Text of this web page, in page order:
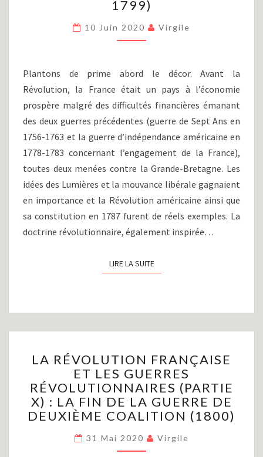
LES
GUERRES
RÉVOLUTIONNAIRES
1799)
10 Juin 2020 Virgile
Plantons de prime abord le décor. Avant la
Révolution, la France était un pays à l’économie
prospère malgré des difficultés financières émanant
des deux guerres précédentes (guerre de Sept Ans en
1756-1763 et la guerre d’indépendance américaine en
1778-1783 concernant l’engagement de la France),
toutes deux menées contre la Grande-Bretagne. Les
idées des Lumières et la mouvance libérale gagnaient
en importance et la Révolution américaine ainsi que
sa constitution en 1787 furent de réels exemples. La
doctrine révolutionnaire, également inspirée…
LIRE LA SUITELIRE LA SUITE
RÉVOLUTION
FRANÇAISE
ET
LES
GUERRES
RÉVOLUTIONNAIRES
(PARTIE
X)
LA RÉVOLUTION FRANÇAISE
ET LES GUERRES
RÉVOLUTIONNAIRES (PARTIE
X) : LA FIN DE LA GUERRE DE
DEUXIÈME COALITION (1800)
31 Mai 2020 Virgile